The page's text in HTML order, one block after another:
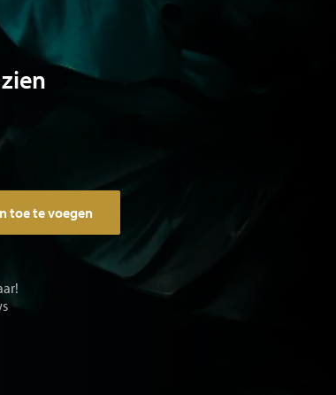
toe te voegen